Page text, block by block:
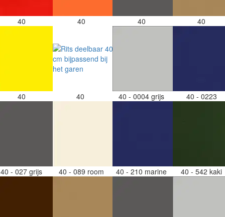
40 40 40 40
40 40 40 - 0004 grijs 40 - 0223
40 - 027 grijs 40 - 089 room 40 - 210 marine 40 - 542 kaki